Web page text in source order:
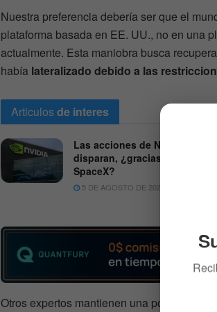
Nuestra preferencia debería ser que el
plataforma basada en EE. UU., no en una
actualmente. Esta maniobra busca
había lateralizado debido a las
Articulosde interes
Las acciones de Nvidia se
disparan, ¿gracias a
SpaceX?
5 DE AGOSTO DE 2026
Otros expertos mantienen una postura más